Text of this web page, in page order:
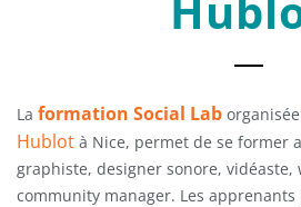
La formation Social Lab
Hublot à Nice, permet de se former
graphiste, designer sonore, vidéaste,
community manager. Les